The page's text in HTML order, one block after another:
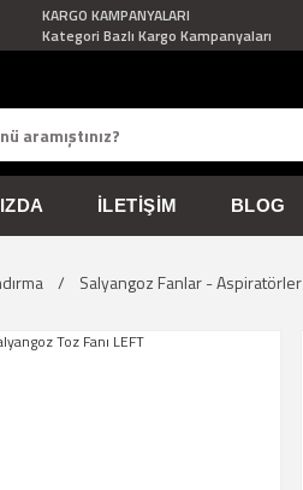
KARGO KAMPANYALARI
Kategori Bazlı Kargo Kampanyaları
İLETIŞIM BLOG
Salyangoz Fanlar - Aspiratörler